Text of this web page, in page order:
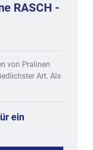
RASCH -
von Pralinen
Art. Als
ein